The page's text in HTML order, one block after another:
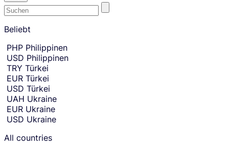
n
e
h
e
c
o
u
n
t
to
amount
country
and
currency
selection
and
move
to
receiving
amount
entry.
Beliebt
PHP Philippinen
USD Philippinen
TRY Türkei
EUR Türkei
USD Türkei
UAH Ukraine
EUR Ukraine
USD Ukraine
All countries